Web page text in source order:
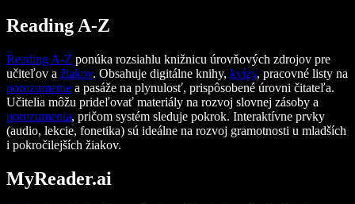
Reading A-Z
Reading A-Z ponúka rozsiahlu knižnicu úrovňových zdrojov pre
učiteľov a žiakov. Obsahuje digitálne knihy, kvízy, pracovné listy na
porozumenie a pasáže na plynulosť, prispôsobené úrovni čitateľa.
Učitelia môžu prideľovať materiály na rozvoj slovnej zásoby a
porozumenia, pričom systém sleduje pokrok. Interaktívne prvky
(audio, lekcie, fonetika) sú ideálne na rozvoj gramotnosti u mladších
i pokročilejších žiakov.
MyReader.ai